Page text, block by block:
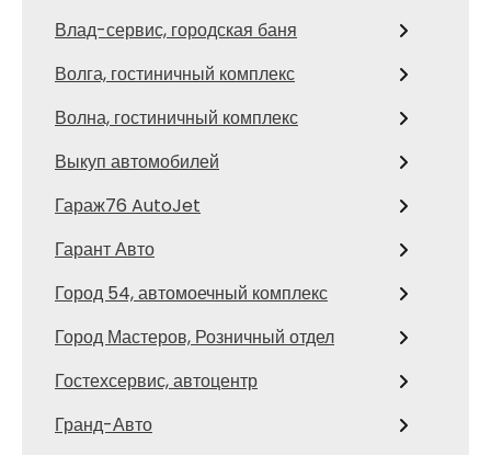
Влад-сервис, городская баня
Волга, гостиничный комплекс
Волна, гостиничный комплекс
Выкуп автомобилей
Гараж76 AutoJet
Гарант Авто
Город 54, автомоечный комплекс
Город Мастеров, Розничный отдел
Гостехсервис, автоцентр
Гранд-Авто